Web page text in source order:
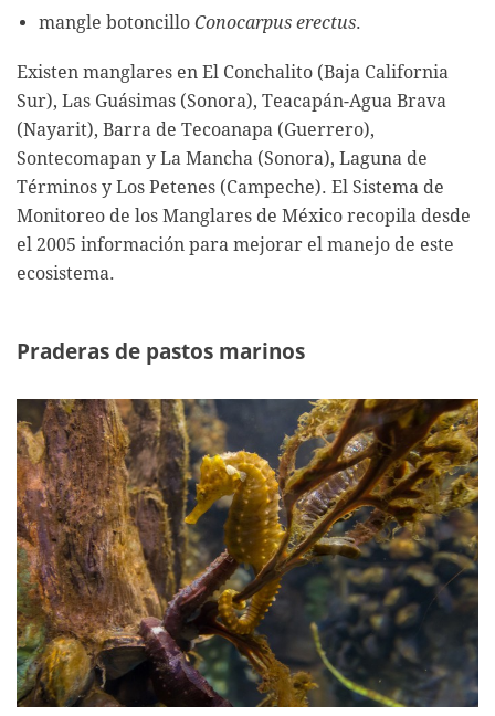
mangle botoncillo Conocarpus erectus.
Existen manglares en El Conchalito (Baja California
Sur), Las Guásimas (Sonora), Teacapán-Agua Brava
(Nayarit), Barra de Tecoanapa (Guerrero),
Sontecomapan y La Mancha (Sonora), Laguna de
Términos y Los Petenes (Campeche). El Sistema de
Monitoreo de los Manglares de México recopila desde
el 2005 información para mejorar el manejo de este
ecosistema.
Praderas de pastos marinos